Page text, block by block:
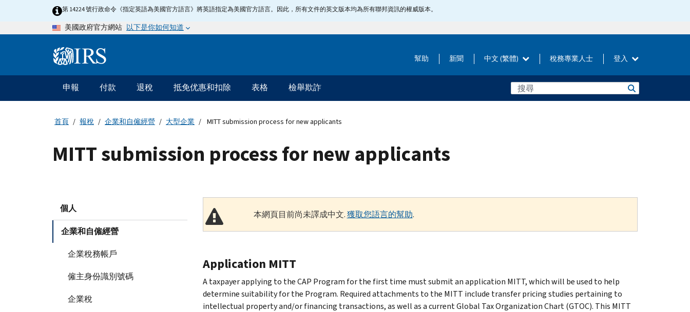
第 14224 號行政命令《指定英語為美國官方語言》將英語指定為美國官方語言。因此，所有文件的英文版本均為所有聯邦資訊的權威版本。
美國政府官方網站 以下是你如何知道
Information 幫助 新聞 中文 (繁體) 稅務專業人士 登入
主
要
導
申報 付款 退稅 抵免优惠和扣除 表格 檢舉欺詐
首頁 報稅 企業和自僱經營 大型企業 MITT submission process for new applicants
MITT submission process for new applicants
個人
企業和自僱經營
企業稅務帳戶
僱主身份識別號碼
企業稅
本網頁目前尚未譯成中文.獲取您語言的幫助.
Application MITT
A taxpayer applying to the CAP Program for the first time must submit an application MITT, which will be used to help
determine suitability for the Program. Required attachments to the MITT include transfer pricing studies pertaining to
intellectual property and/or financing transactions, as well as a current Global Tax Organization Chart (GTOC). This MITT